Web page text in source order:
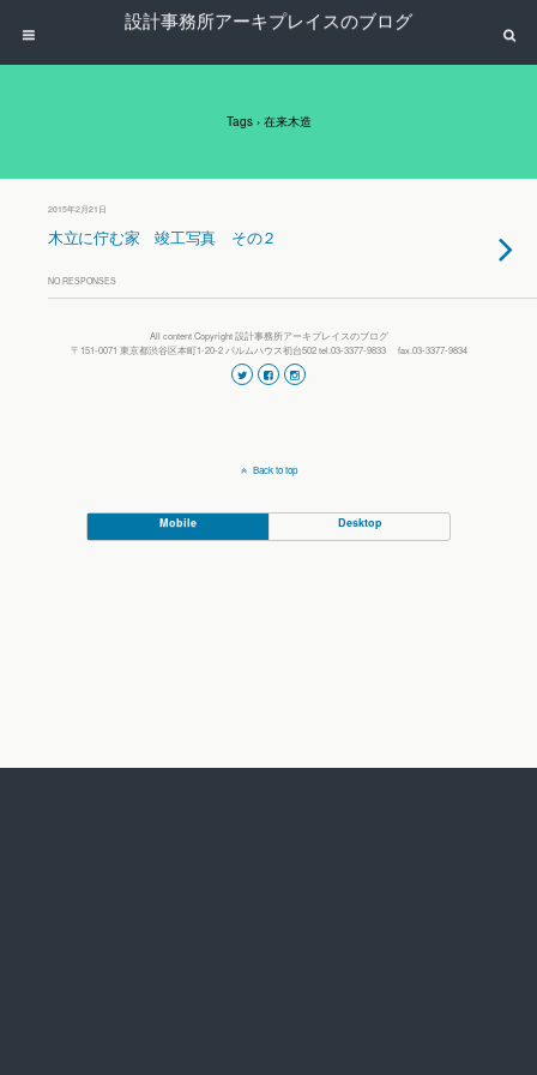
設計事務所アーキプレイスのブログ
Tags › 在来木造
2015年2月21日
木立に佇む家 竣工写真 その２
NO RESPONSES
All content Copyright 設計事務所アーキプレイスのブログ
〒151-0071 東京都渋谷区本町1-20-2 パルムハウス初台502 tel.03-3377-9833 fax.03-3377-9834
Back to top
Mobile Desktop